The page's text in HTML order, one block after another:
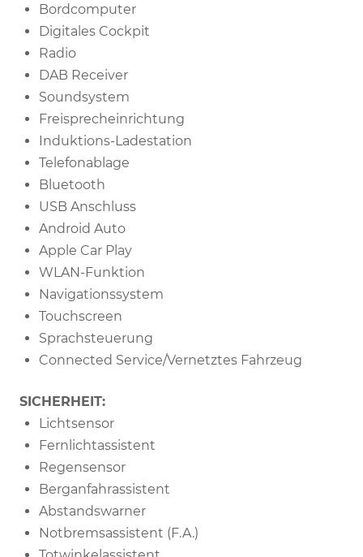
Bordcomputer
Digitales Cockpit
Radio
DAB Receiver
Soundsystem
Freisprecheinrichtung
Induktions-Ladestation
Telefonablage
Bluetooth
USB Anschluss
Android Auto
Apple Car Play
WLAN-Funktion
Navigationssystem
Touchscreen
Sprachsteuerung
Connected Service/Vernetztes Fahrzeug
SICHERHEIT:
Lichtsensor
Fernlichtassistent
Regensensor
Berganfahrassistent
Abstandswarner
Notbremsassistent (F.A.)